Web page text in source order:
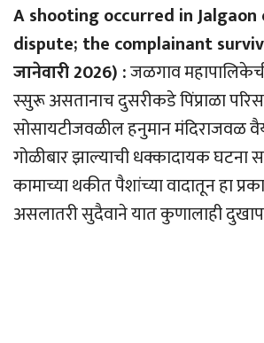
A shooting occurred in
dispute; the complainant
जानेवारी 2026) :जळगाव
स्सुरू असतानाच दुसरीकडे पिंप्राळा
सोसायटीजवळील हनुमान मंदिराजवळ
गोळीबार झाल्याची धक्कादायक घटना
कामाच्या थकीत पैशांच्या वादातून हा
असलातरी सुदैवाने यात कुणालाही